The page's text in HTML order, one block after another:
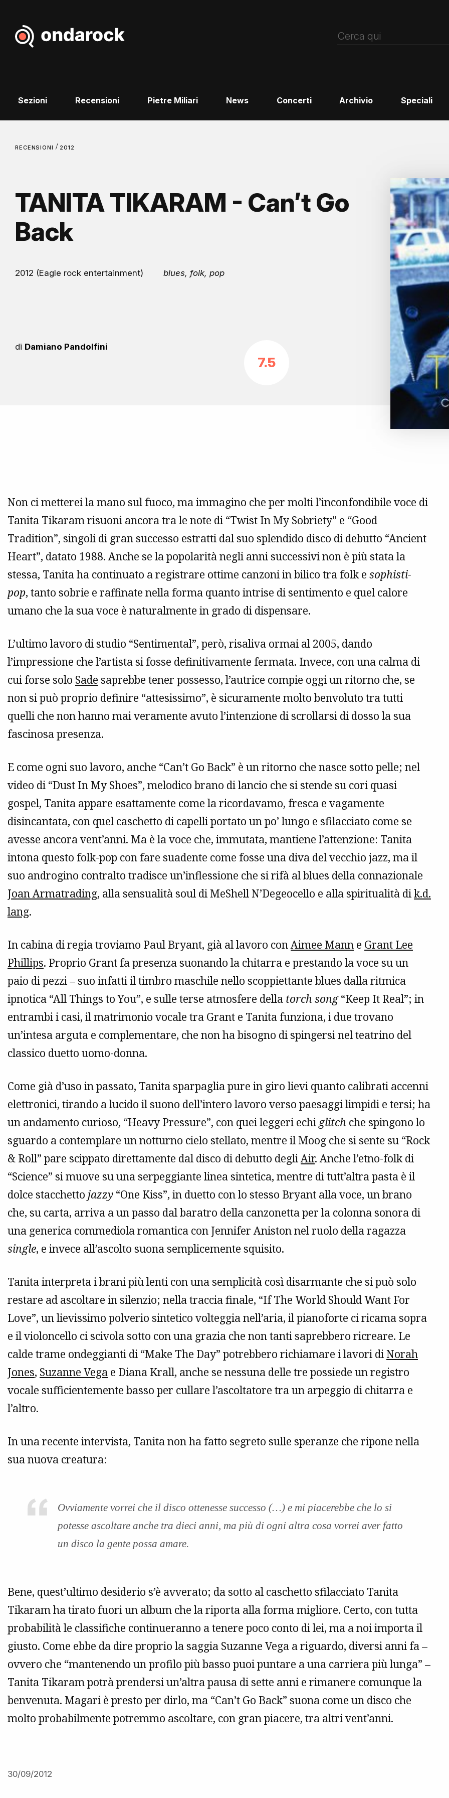
Sezioni Recensioni Pietre Miliari News Concerti Archivio Speciali
RECENSIONI / 2012
TANITA TIKARAM - Can’t Go
Back
2012 (Eagle rock entertainment) blues, folk, pop
di Damiano Pandolfini
7.5
Non ci metterei la mano sul fuoco, ma immagino che per molti l’inconfondibile voce di
Tanita Tikaram risuoni ancora tra le note di “Twist In My Sobriety” e “Good
Tradition”, singoli di gran successo estratti dal suo splendido disco di debutto “Ancient
Heart”, datato 1988. Anche se la popolarità negli anni successivi non è più stata la
stessa, Tanita ha continuato a registrare ottime canzoni in bilico tra folk e sophisti-
pop, tanto sobrie e raffinate nella forma quanto intrise di sentimento e quel calore
umano che la sua voce è naturalmente in grado di dispensare.
L’ultimo lavoro di studio “Sentimental”, però, risaliva ormai al 2005, dando
l’impressione che l’artista si fosse definitivamente fermata. Invece, con una calma di
cui forse solo Sade saprebbe tener possesso, l’autrice compie oggi un ritorno che, se
non si può proprio definire “attesissimo”, è sicuramente molto benvoluto tra tutti
quelli che non hanno mai veramente avuto l’intenzione di scrollarsi di dosso la sua
fascinosa presenza.
E come ogni suo lavoro, anche “Can’t Go Back” è un ritorno che nasce sotto pelle; nel
video di “Dust In My Shoes”, melodico brano di lancio che si stende su cori quasi
gospel, Tanita appare esattamente come la ricordavamo, fresca e vagamente
disincantata, con quel caschetto di capelli portato un po’ lungo e sfilacciato come se
avesse ancora vent’anni. Ma è la voce che, immutata, mantiene l’attenzione: Tanita
intona questo folk-pop con fare suadente come fosse una diva del vecchio jazz, ma il
suo androgino contralto tradisce un’inflessione che si rifà al blues della connazionale
Joan Armatrading, alla sensualità soul di MeShell N’Degeocello e alla spiritualità dik.d.
lang.
In cabina di regia troviamo Paul Bryant, già al lavoro conAimee Mann e Grant Lee
Phillips. Proprio Grant fa presenza suonando la chitarra e prestando la voce su un
paio di pezzi – suo infatti il timbro maschile nello scoppiettante blues dalla ritmica
ipnotica “All Things to You”, e sulle terse atmosfere della torch song“Keep It Real”; in
entrambi i casi, il matrimonio vocale tra Grant e Tanita funziona, i due trovano
un’intesa arguta e complementare, che non ha bisogno di spingersi nel teatrino del
classico duetto uomo-donna.
Come già d’uso in passato, Tanita sparpaglia pure in giro lievi quanto calibrati accenni
elettronici, tirando a lucido il suono dell’intero lavoro verso paesaggi limpidi e tersi; ha
un andamento curioso, “Heavy Pressure”, con quei leggeri echiglitch che spingono lo
sguardo a contemplare un notturno cielo stellato, mentre il Moog che si sente su “Rock
& Roll” pare scippato direttamente dal disco di debutto degliAir. Anche l’etno-folk di
“Science” si muove su una serpeggiante linea sintetica, mentre di tutt’altra pasta è il
dolce stacchetto jazzy “One Kiss”, in duetto con lo stesso Bryant alla voce, un brano
che, su carta, arriva a un passo dal baratro della canzonetta per la colonna sonora di
una generica commediola romantica con Jennifer Aniston nel ruolo della ragazza
single, e invece all’ascolto suona semplicemente squisito.
Tanita interpreta i brani più lenti con una semplicità così disarmante che si può solo
restare ad ascoltare in silenzio; nella traccia finale, “If The World Should Want For
Love”, un lievissimo polverio sintetico volteggia nell’aria, il pianoforte ci ricama sopra
e il violoncello ci scivola sotto con una grazia che non tanti saprebbero ricreare. Le
calde trame ondeggianti di “Make The Day” potrebbero richiamare i lavori diNorah
Jones, Suzanne Vega e Diana Krall, anche se nessuna delle tre possiede un registro
vocale sufficientemente basso per cullare l’ascoltatore tra un arpeggio di chitarra e
l’altro.
In una recente intervista, Tanita non ha fatto segreto sulle speranze che ripone nella
sua nuova creatura:
Ovviamente vorrei che il disco ottenesse successo (…) e mi piacerebbe che lo si
potesse ascoltare anche tra dieci anni, ma più di ogni altra cosa vorrei aver fatto
un disco la gente possa amare.
Bene, quest’ultimo desiderio s’è avverato; da sotto al caschetto sfilacciato Tanita
Tikaram ha tirato fuori un album che la riporta alla forma migliore. Certo, con tutta
probabilità le classifiche continueranno a tenere poco conto di lei, ma a noi importa il
giusto. Come ebbe da dire proprio la saggia Suzanne Vega a riguardo, diversi anni fa –
ovvero che “mantenendo un profilo più basso puoi puntare a una carriera più lunga” –
Tanita Tikaram potrà prendersi un’altra pausa di sette anni e rimanere comunque la
benvenuta. Magari è presto per dirlo, ma “Can’t Go Back” suona come un disco che
molto probabilmente potremmo ascoltare, con gran piacere, tra altri vent’anni.
30/09/2012